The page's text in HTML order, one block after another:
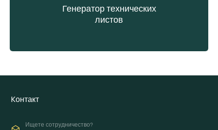
Генератор технических
листов
Kонтакт
Ищете сотрудничество?